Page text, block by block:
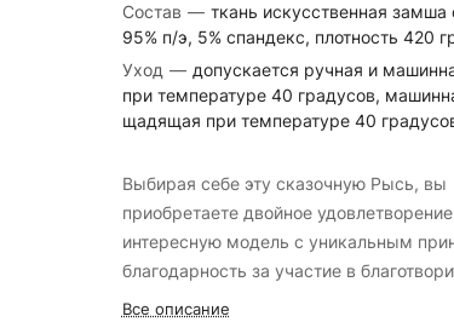
Состав — ткань искусственная замша
95% п/э, 5% спандекс, плотность 420
Уход — допускается ручная и
при температуре 40 градусов,
щадящая при температуре 40
Выбирая себе эту сказочную Рысь, вы
приобретаете двойное
интересную модель с уникальным
благодарность за участие в
Все описание